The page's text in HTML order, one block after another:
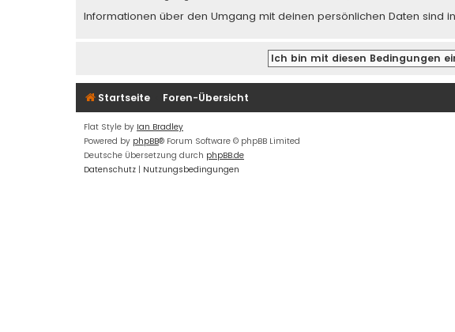
Informationen über den Umgang mit deinen persönlichen Daten sind
Startseite Foren-Übersicht
Flat Style by Ian Bradley
Powered by phpBB® Forum Software © phpBB Limited
Deutsche Übersetzung durch phpBB.de
Datenschutz | Nutzungsbedingungen